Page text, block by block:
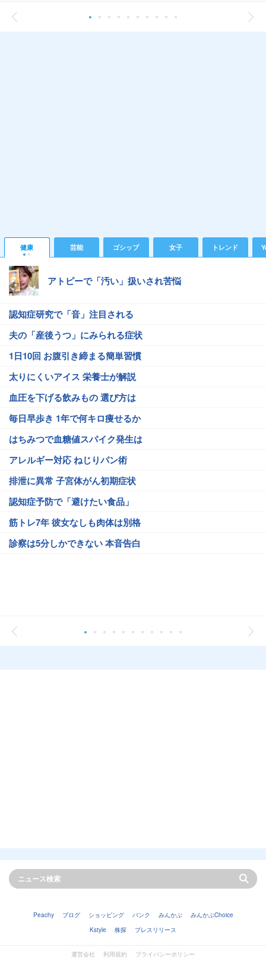
健康 芸能 ゴシップ 女子 トレンド
アトピーで「汚い」扱いされ苦悩
認知症研究で「音」注目される
夫の「産後うつ」にみられる症状
1日10回 お腹引き締まる簡単習慣
太りにくいアイス 栄養士が解説
血圧を下げる飲みもの 選び方は
毎日早歩き 1年で何キロ痩せるか
はちみつで血糖値スパイク発生は
アレルギー対応 ねじりパン術
排泄に異常 子宮体がん初期症状
認知症予防で「避けたい食品」
筋トレ7年 彼女なしも肉体は別格
診察は5分しかできない 本音告白
Peachy ブログ ショッピング バンク みんかぶ
みんかぶChoice
Kstyle
株探 プレスリリース
運営会社 利用規約 プライバシーポリシー